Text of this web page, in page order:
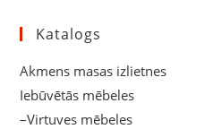
Katalogs
Akmens masas izlietnes
Iebūvētās mēbeles
–Virtuves mēbeles